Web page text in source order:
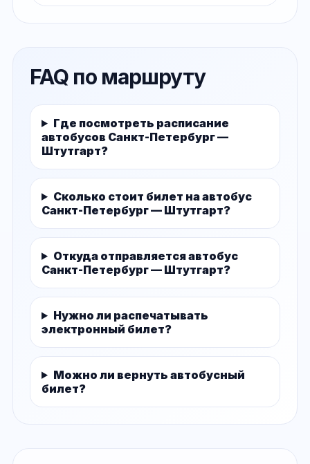
FAQ по маршруту
Где посмотреть расписание
автобусов Санкт-Петербург —
Штутгарт?
Сколько стоит билет на автобус
Санкт-Петербург — Штутгарт?
Откуда отправляется автобус
Санкт-Петербург — Штутгарт?
Нужно ли распечатывать
электронный билет?
Можно ли вернуть автобусный
билет?